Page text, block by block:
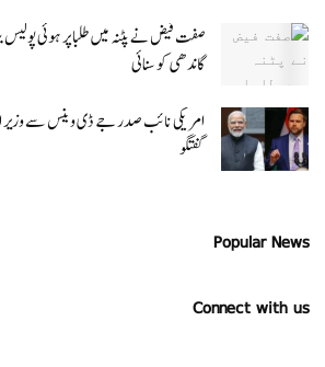
صفت فیض نے پٹنہ میں طلبا پر ہوئی
گاندھی کو سنائی
امریکی نائب صدر جے ڈی وینس سے وزیر
گفتگو
Popular News
Connect with us